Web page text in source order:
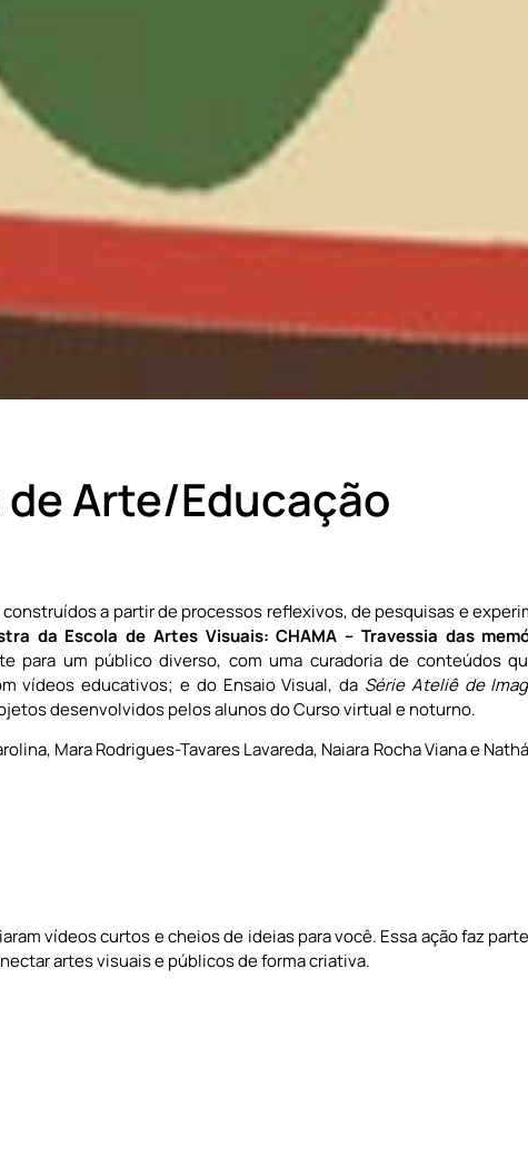
Arte/Educação
a partir de processos reflexivos, de pesquisas e
da Escola de Artes Visuais: CHAMA – Travessia das
para um público diverso, com uma curadoria de conteúdos
vídeos educativos; e do Ensaio Visual, da Série Ateliê de
desenvolvidos pelos alunos do Curso virtual e noturno.
Mara Rodrigues-Tavares Lavareda, Naiara Rocha Viana e
vídeos curtos e cheios de ideias para você. Essa ação faz
artes visuais e públicos de forma criativa.